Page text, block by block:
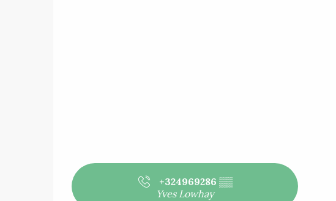
+324969286 ▒▒
Yves Lowhay